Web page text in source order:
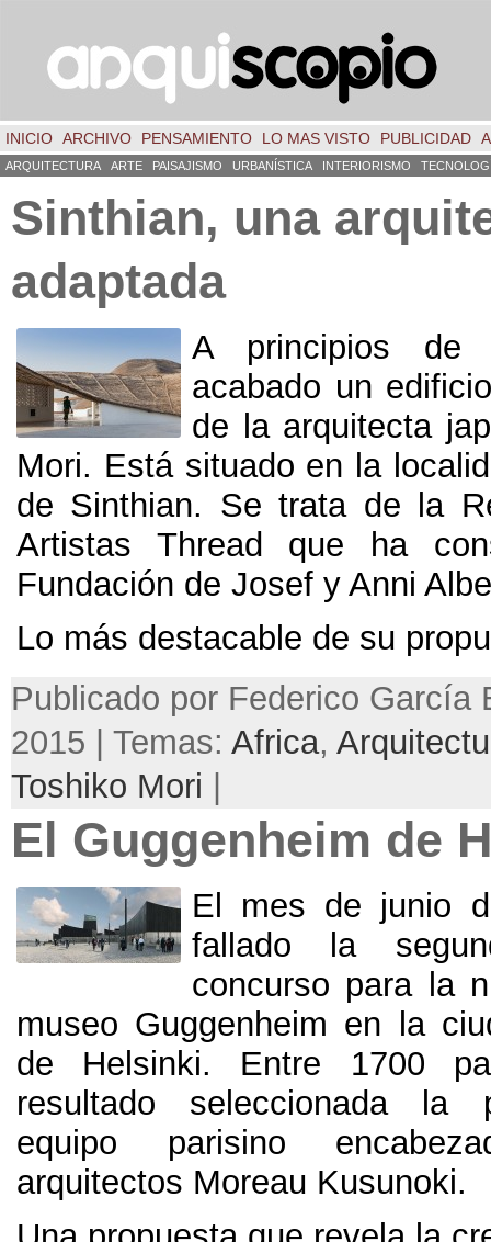
INICIO ARCHIVO PENSAMIENTO LO MAS VISTO PUBLICIDAD
ARQUITECTURA ARTE PAISAJISMO URBANÍSTICA INTERIORISMO
Sinthian, una
adaptada
A principios
acabado un
de la arquitecta
Mori. Está situado en la
de Sinthian. Se trata de la
Artistas Thread que ha
Fundación de Josef y Anni
Lo más destacable de su
Publicado por Federico García
2015 | Temas: Africa,
Toshiko Mori
El Guggenheim de
El mes de junio
fallado la
concurso para la
museo Guggenheim en la
de Helsinki. Entre 1700
resultado seleccionada la
equipo parisino
arquitectos Moreau Kusunoki.